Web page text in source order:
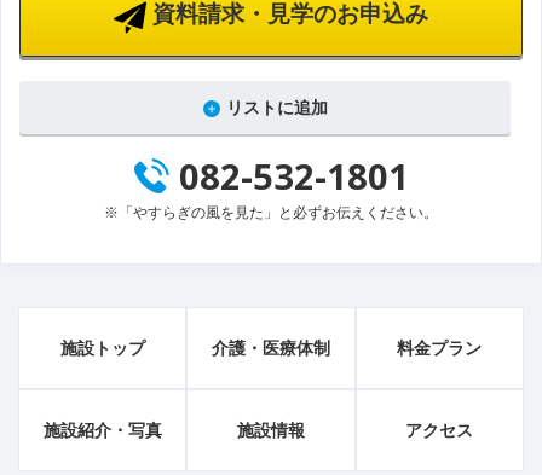
資料請求・見学のお申込み
リストに追加
082-532-1801
※「やすらぎの風を見た」と必ずお伝えください。
施設トップ 介護・医療体制 料金プラン
施設紹介・写真 施設情報 アクセス